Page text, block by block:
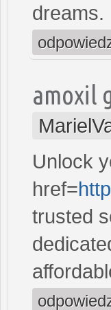
dreams.
amoxil
Unlock
href=
trusted